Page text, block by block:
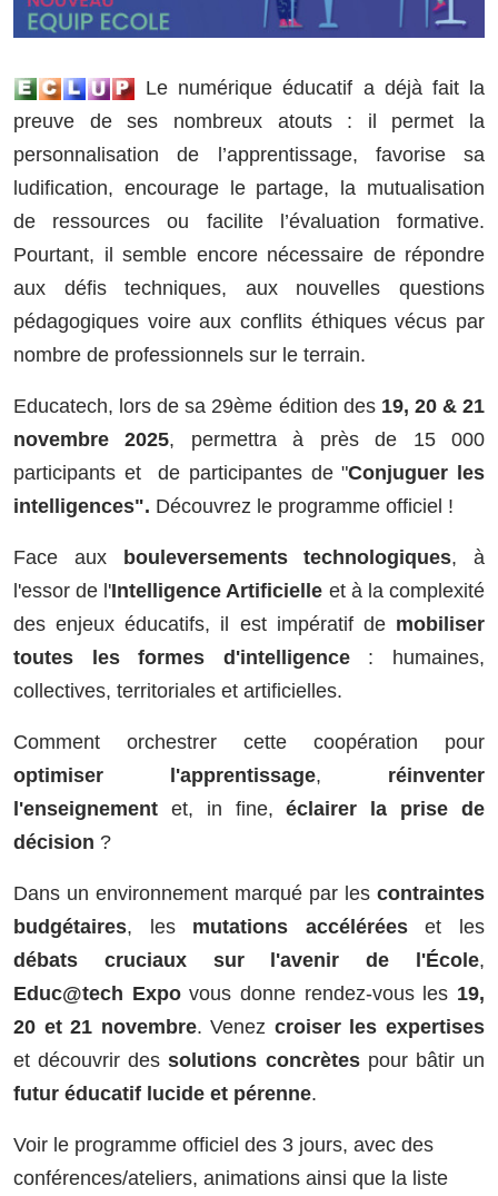
Le numérique éducatif a déjà fait la
preuve de ses nombreux atouts : il permet la
personnalisation de l’apprentissage, favorise sa
ludification, encourage le partage, la mutualisation
de ressources ou facilite l’évaluation formative.
Pourtant, il semble encore nécessaire de répondre
aux défis techniques, aux nouvelles questions
pédagogiques voire aux conflits éthiques vécus par
nombre de professionnels sur le terrain.
Educatech, lors de sa 29ème édition des 19, 20 & 21
novembre 2025, permettra à près de 15 000
participants et de participantes de "Conjuguer les
intelligences". Découvrez le programme officiel !
Face aux bouleversements technologiques, à
l'essor de l'Intelligence Artificielle et à la complexité
des enjeux éducatifs, il est impératif de mobiliser
toutes les formes d'intelligence: humaines,
collectives, territoriales et artificielles.
Comment orchestrer cette coopération pour
optimiser l'apprentissage, réinventer
l'enseignement et, in fine,éclairer la prise de
décision ?
Dans un environnement marqué par les contraintes
budgétaires, les mutations accéléréeset les
débats cruciaux sur l'avenir de l'École,
Educ@tech Expovous donne rendez-vous les 19,
20 et 21 novembre. Venez croiser les expertises
et découvrir dessolutions concrètespour bâtir un
futur éducatif lucide et pérenne.
Voir le programme officiel des 3 jours, avec des
conférences/ateliers, animations ainsi que la liste